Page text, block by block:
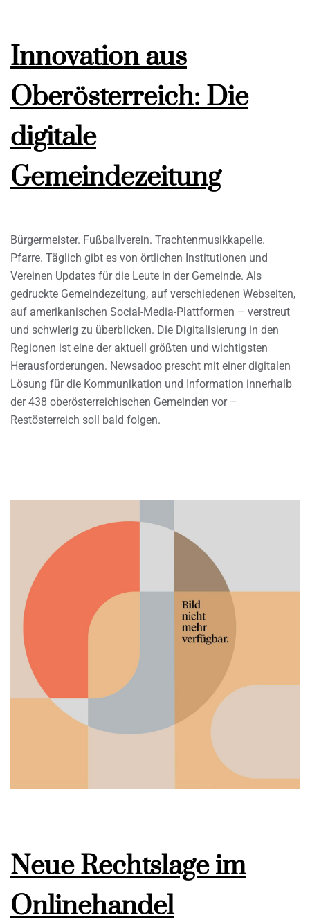
Innovation aus
Oberösterreich: Die
digitale
Gemeindezeitung
Bürgermeister. Fußballverein. Trachtenmusikkapelle.
Pfarre. Täglich gibt es von örtlichen Institutionen und
Vereinen Updates für die Leute in der Gemeinde. Als
gedruckte Gemeindezeitung, auf verschiedenen Webseiten,
auf amerikanischen Social-Media-Plattformen – verstreut
und schwierig zu überblicken. Die Digitalisierung in den
Regionen ist eine der aktuell größten und wichtigsten
Herausforderungen. Newsadoo prescht mit einer digitalen
Lösung für die Kommunikation und Information innerhalb
der 438 oberösterreichischen Gemeinden vor –
Restösterreich soll bald folgen.
Neue Rechtslage im
Onlinehandel